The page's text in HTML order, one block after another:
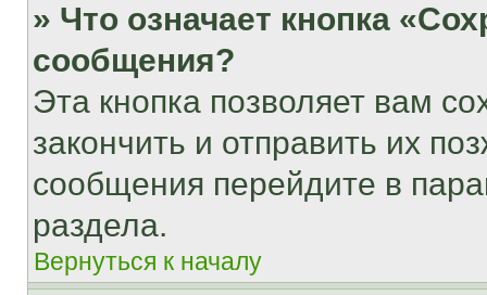
» Что означает кнопка
сообщения?
Эта кнопка позволяет вам
закончить и отправить их
сообщения перейдите в
раздела.
Вернуться к началу